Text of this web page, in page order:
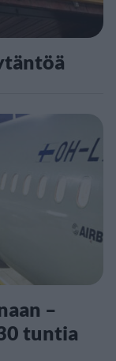
–
tuntia